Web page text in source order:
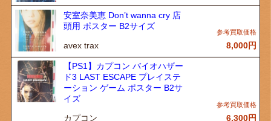
安室奈美恵 Don’t wanna cry 店
頭用 ポスター B2サイズ
avex trax 8,000円
【PS1】カプコン バイオハザー
ド3 LAST ESCAPE プレイステ
ーション ゲーム ポスター B2サ
イズ
カプコン 6,300円